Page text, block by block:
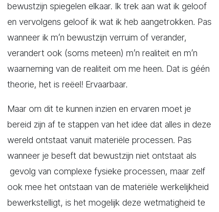
bewustzijn spiegelen elkaar. Ik trek aan wat ik geloof
en vervolgens geloof ik wat ik heb aangetrokken. Pas
wanneer ik m’n bewustzijn verruim of verander,
verandert ook (soms meteen) m’n realiteit en m’n
waarneming van de realiteit om me heen. Dat is géén
theorie, het is reëel! Ervaarbaar.
Maar om dit te kunnen inzien en ervaren moet je
bereid zijn af te stappen van het idee dat alles in deze
wereld ontstaat vanuit materiële processen. Pas
wanneer je beseft dat bewustzijn niet ontstaat als
gevolg van complexe fysieke processen, maar zelf
ook mee het ontstaan van de materiële werkelijkheid
bewerkstelligt, is het mogelijk deze wetmatigheid te